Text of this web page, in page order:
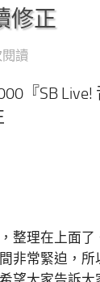
修正
閱讀
『SB
整理在上面了
非常緊迫，